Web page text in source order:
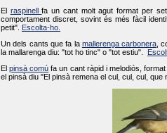
El raspinellfa un cant molt agut format per
comportament discret, sovint és més fàcil
petit".
Escolta-ho.
Un dels cants que fa la mallerenga carbonera ,
la mallarenga diu: "tot ho tinc" o "tot estiu".
Elpinsà comú fa un cant ràpid i melodiós,
el pinsà diu "El pinsà remena el cul, cul, cul,